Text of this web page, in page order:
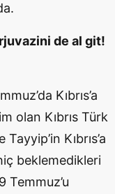
de al git!
Kıbrıs’a
olan Kıbrıs Türk
Kıbrıs’a
beklemedikleri
Temmuz’u